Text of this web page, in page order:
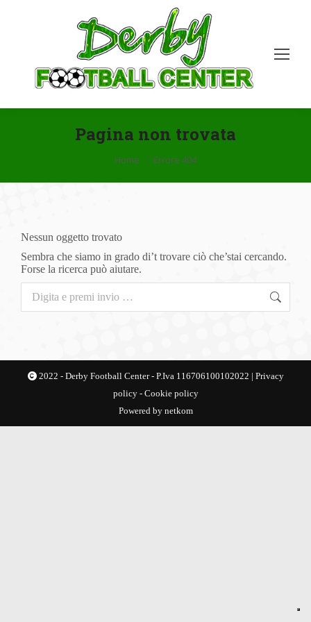
Pagina non trovata
Home Errore 404
Nessun oggetto trovato
Sembra che siamo in grado di’t trovare ciò che’stai cercando.
Forse la ricerca può aiutare.
2022 - Derby Football Center - P.Iva 116706100102022 | Privacy
policy - Cookie policy
Powered by netkom